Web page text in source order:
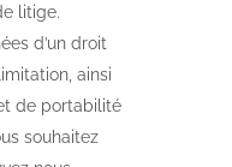
litige.
d’un droit
ainsi
de portabilité
souhaitez